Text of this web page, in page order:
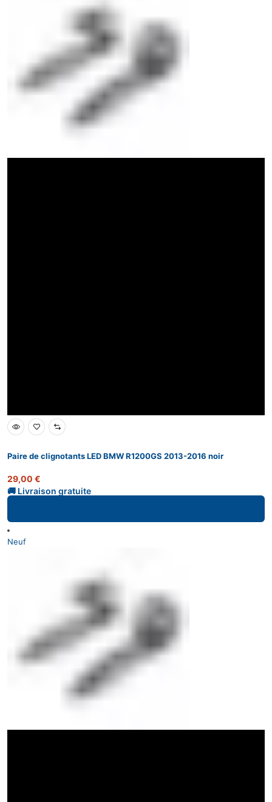
Paire de clignotants LED BMW R1200GS 2013-2016 noir
29,00 €
Neuf